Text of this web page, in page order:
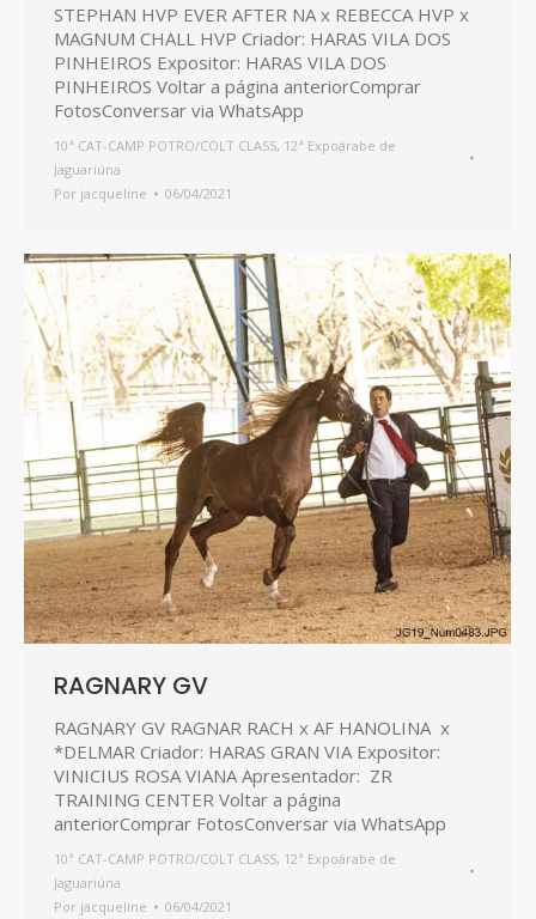
STEPHAN HVP EVER AFTER NA x REBECCA HVP x
MAGNUM CHALL HVP Criador: HARAS VILA DOS
PINHEIROS Expositor: HARAS VILA DOS
PINHEIROS Voltar a página anteriorComprar
FotosConversar via WhatsApp
10ª CAT-CAMP POTRO/COLT CLASS, 12ª Expoárabe de
Jaguariúna
Por jacqueline 06/04/2021
RAGNARY GV
RAGNARY GV RAGNAR RACH x AF HANOLINA x
*DELMAR Criador: HARAS GRAN VIA Expositor:
VINICIUS ROSA VIANA Apresentador: ZR
TRAINING CENTER Voltar a página
anteriorComprar FotosConversar via WhatsApp
10ª CAT-CAMP POTRO/COLT CLASS, 12ª Expoárabe de
Jaguariúna
Por jacqueline 06/04/2021